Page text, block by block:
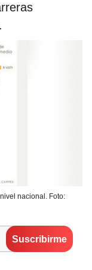
nacional. Foto: